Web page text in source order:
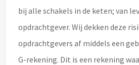
bij alle schakels in de keten; van
opdrachtgever. Wij dekken deze
opdrachtgevers af middels een
G-rekening. Dit is een rekening